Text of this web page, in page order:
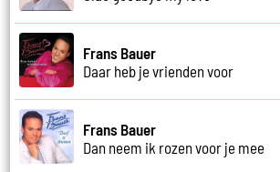
Frans Bauer
Daar heb je vrienden voor
Frans Bauer
Dan neem ik rozen voor je mee